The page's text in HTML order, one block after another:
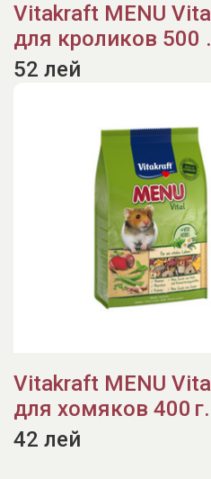
Vitakraft MENU
для кроликов 500
52 лей
Vitakraft MENU
для хомяков 400
42 лей